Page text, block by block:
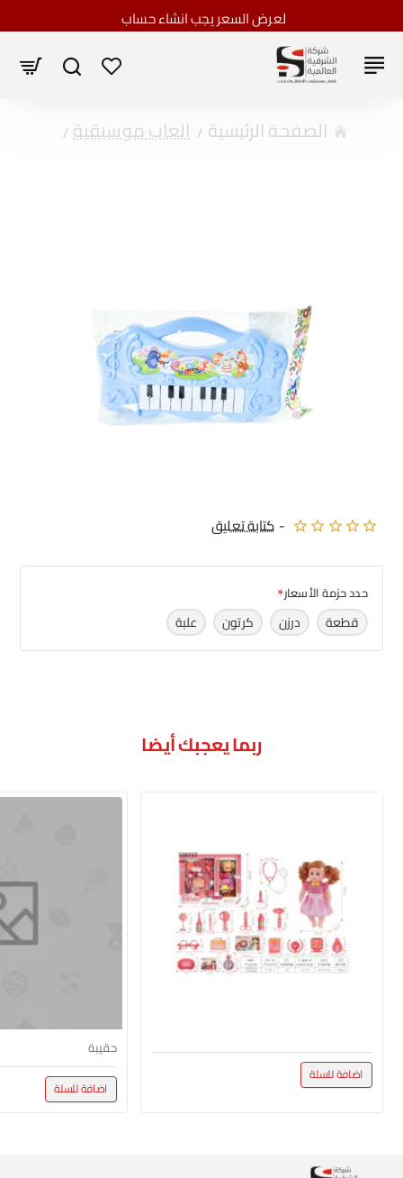
لعرض السعر يجب انشاء حساب
home
العاب موسيقية
- كتابة تعليق
حدد حزمة الأسعار
قطعة درزن كرتون علبة
ربما يعجبك أيضا
اضافة للسلة
حقيبة
اضافة للسلة